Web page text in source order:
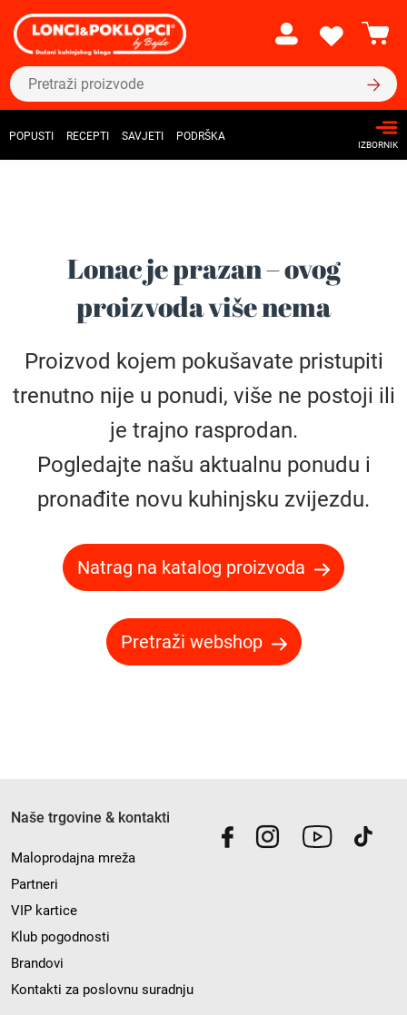
POPUSTI RECEPTI SAVJETI PODRŠKA
IZBORNIK
Lonac je prazan – ovog
proizvoda više nema
Proizvod kojem pokušavate pristupiti
trenutno nije u ponudi, više ne postoji ili
je trajno rasprodan.
Pogledajte našu aktualnu ponudu i
pronađite novu kuhinjsku zvijezdu.
Natrag na katalog proizvoda
Pretraži webshop
Naše trgovine & kontakti
Maloprodajna mreža
Partneri
VIP kartice
Klub pogodnosti
Brandovi
Kontakti za poslovnu suradnju